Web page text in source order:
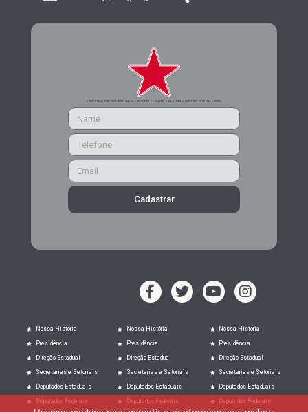
CADASTRE-SE PARA RECEBER MAIS INFORMAÇÕES DO PARTIDO DOS TRABALHADORES DE MINAS GERAIS
Cadastrar
Nossa História
Presidência
Direção Estadual
Secretarias e Setoriais
Deputados Estaduais
Deputados Federais
Nossa História
Presidência
Direção Estadual
Secretarias e Setoriais
Deputados Estaduais
Deputados Federais
Nossa História
Presidência
Direção Estadual
Secretarias e Setoriais
Deputados Estaduais
Deputados Federais